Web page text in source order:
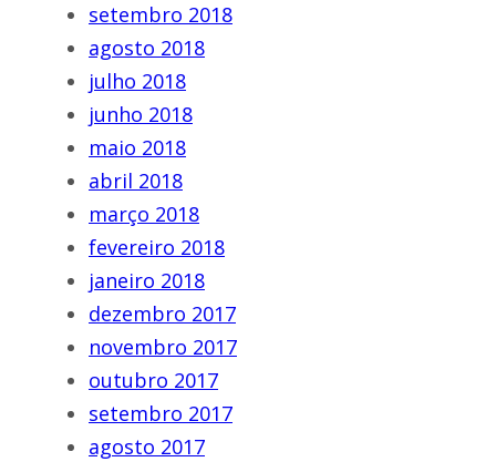
setembro 2018
agosto 2018
julho 2018
junho 2018
maio 2018
abril 2018
março 2018
fevereiro 2018
janeiro 2018
dezembro 2017
novembro 2017
outubro 2017
setembro 2017
agosto 2017